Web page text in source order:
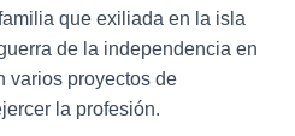
que exiliada en la isla
de la independencia en
varios proyectos de
la profesión.